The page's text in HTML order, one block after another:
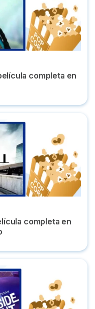
completa en
en castellano
completa en
al completo